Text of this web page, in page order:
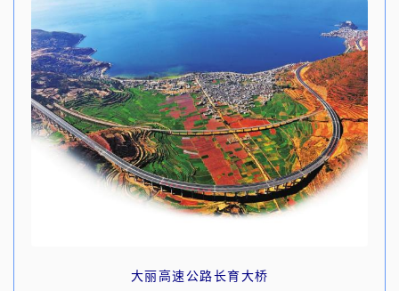
大丽高速公路长育大桥